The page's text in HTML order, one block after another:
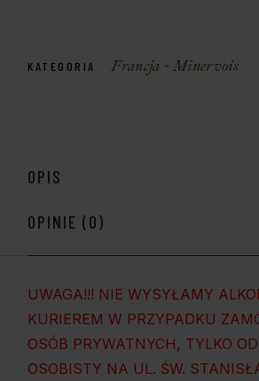
KATEGORIA Francja - Minervois
OPIS
OPINIE (0)
UWAGA!!! NIE WYSYŁAMY
KURIEREM W PRZYPADKU
OSÓB PRYWATNYCH, TYLKO
OSOBISTY NA UL. ŚW.